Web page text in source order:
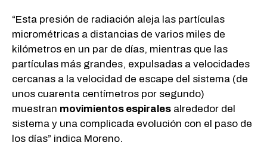
“Esta presión de radiación aleja las partículas
micrométricas a distancias de varios miles de
kilómetros en un par de días, mientras que las
partículas más grandes, expulsadas a velocidades
cercanas a la velocidad de escape del sistema (de
unos cuarenta centímetros por segundo)
muestran movimientos espirales alrededor del
sistema y una complicada evolución con el paso de
los días” indica Moreno.